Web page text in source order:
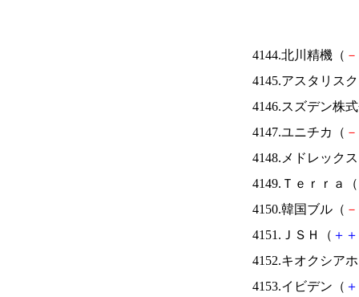
4144.北川精機（ －
4145.アスタリス
4146.スズデン株
4147.ユニチカ（ －
4148.メドレック
4149.Ｔｅｒｒａ（
4150.韓国ブル（ －
4151.ＪＳＨ（ ＋ ＋
4152.キオクシア
4153.イビデン（ ＋